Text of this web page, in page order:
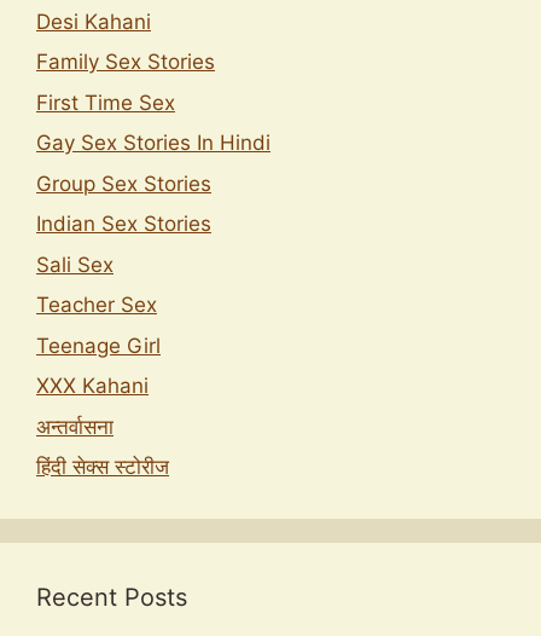
Desi Kahani
Family Sex Stories
First Time Sex
Gay Sex Stories In Hindi
Group Sex Stories
Indian Sex Stories
Sali Sex
Teacher Sex
Teenage Girl
XXX Kahani
अन्तर्वासना
हिंदी सेक्स स्टोरीज
Recent Posts